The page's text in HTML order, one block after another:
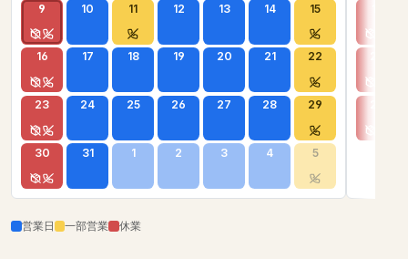
9 10 11 12 13 14 15
16 17 18 19 20 21 22
23 24 25 26 27 28 29
30 31 1 2 3 4 5
営業日 一部営業 休業